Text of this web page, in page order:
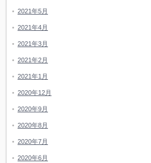
2021年5月
2021年4月
2021年3月
2021年2月
2021年1月
2020年12月
2020年9月
2020年8月
2020年7月
2020年6月